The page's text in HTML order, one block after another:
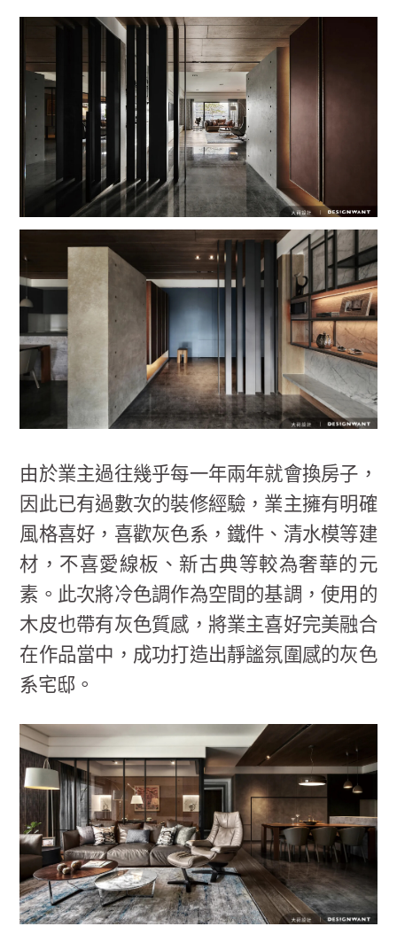
由於業主過往幾乎每一年兩年就會換房子，
因此已有過數次的裝修經驗，業主擁有明確
風格喜好，喜歡灰色系，鐵件、清水模等建
材，不喜愛線板、新古典等較為奢華的元
素。此次將冷色調作為空間的基調，使用的
木皮也帶有灰色質感，將業主喜好完美融合
在作品當中，成功打造出靜謐氛圍感的灰色
系宅邸。